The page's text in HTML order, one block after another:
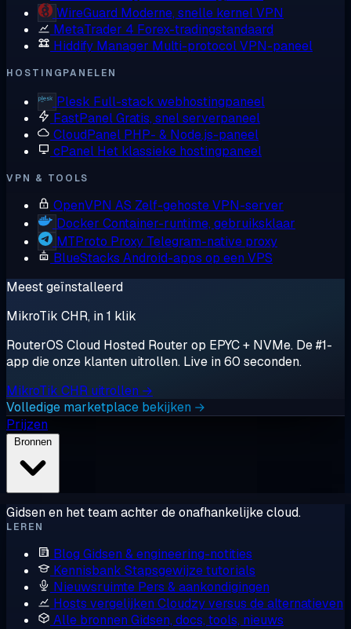
WireGuard Moderne, snelle kernel VPN
MetaTrader 4 Forex-tradingstandaard
Hiddify Manager Multi-protocol VPN-paneel
HOSTINGPANELEN
Plesk Full-stack webhostingpaneel
FastPanelGratis, snel serverpaneel
CloudPanel PHP- & Node.js-paneel
cPanel Het klassieke hostingpaneel
VPN & TOOLS
OpenVPN AS Zelf-gehoste VPN-server
Docker Container-runtime, gebruiksklaar
MTProto Proxy Telegram-native proxy
BlueStacks Android-apps op een VPS
Meest geïnstalleerd
MikroTik CHR, in 1 klik
RouterOS Cloud Hosted Router op EPYC + NVMe. De #1-
app die onze klanten uitrollen. Live in 60 seconden.
MikroTik CHR uitrollen →
Volledige marketplace bekijken →
Prijzen
Gidsen en het team achter de onafhankelijke cloud.
LEREN
Blog Gidsen & engineering-notities
Kennisbank Stapsgewijze tutorials
Nieuwsruimte Pers & aankondigingen
Hosts vergelijken Cloudzy versus de alternatieven
Alle bronnen Gidsen, docs, tools, nieuws